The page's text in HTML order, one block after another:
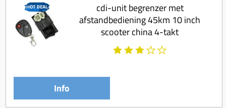
cdi-unit begrenzer met
afstandbediening 45km 10 inch
scooter china 4-takt
Info